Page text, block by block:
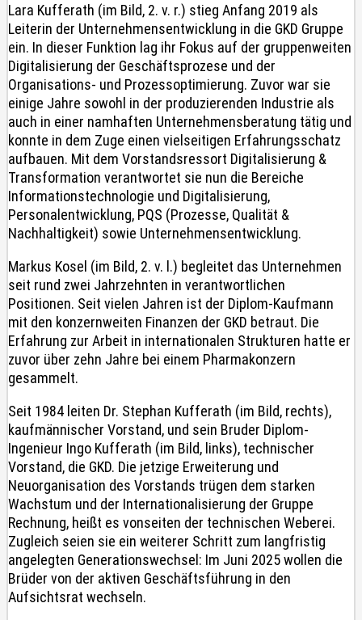
Lara Kufferath (im Bild, 2. v. r.) stieg Anfang 2019 als
Leiterin der Unternehmensentwicklung in die GKD Gruppe
ein. In dieser Funktion lag ihr Fokus auf der gruppenweiten
Digitalisierung der Geschäftsprozese und der
Organisations- und Prozessoptimierung. Zuvor war sie
einige Jahre sowohl in der produzierenden Industrie als
auch in einer namhaften Unternehmensberatung tätig und
konnte in dem Zuge einen vielseitigen Erfahrungsschatz
aufbauen. Mit dem Vorstandsressort Digitalisierung &
Transformation verantwortet sie nun die Bereiche
Informationstechnologie und Digitalisierung,
Personalentwicklung, PQS (Prozesse, Qualität &
Nachhaltigkeit) sowie Unternehmensentwicklung.
Markus Kosel (im Bild, 2. v. l.) begleitet das Unternehmen
seit rund zwei Jahrzehnten in verantwortlichen
Positionen. Seit vielen Jahren ist der Diplom-Kaufmann
mit den konzernweiten Finanzen der GKD betraut. Die
Erfahrung zur Arbeit in internationalen Strukturen hatte er
zuvor über zehn Jahre bei einem Pharmakonzern
gesammelt.
Seit 1984 leiten Dr. Stephan Kufferath (im Bild, rechts),
kaufmännischer Vorstand, und sein Bruder Diplom-
Ingenieur Ingo Kufferath (im Bild, links), technischer
Vorstand, die GKD. Die jetzige Erweiterung und
Neuorganisation des Vorstands trügen dem starken
Wachstum und der Internationalisierung der Gruppe
Rechnung, heißt es vonseiten der technischen Weberei.
Zugleich seien sie ein weiterer Schritt zum langfristig
angelegten Generationswechsel: Im Juni 2025 wollen die
Brüder von der aktiven Geschäftsführung in den
Aufsichtsrat wechseln.